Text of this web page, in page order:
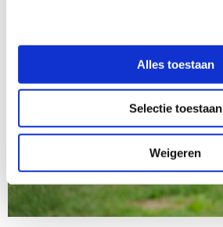
Alles toestaan
Selectie toestaan
Weigeren